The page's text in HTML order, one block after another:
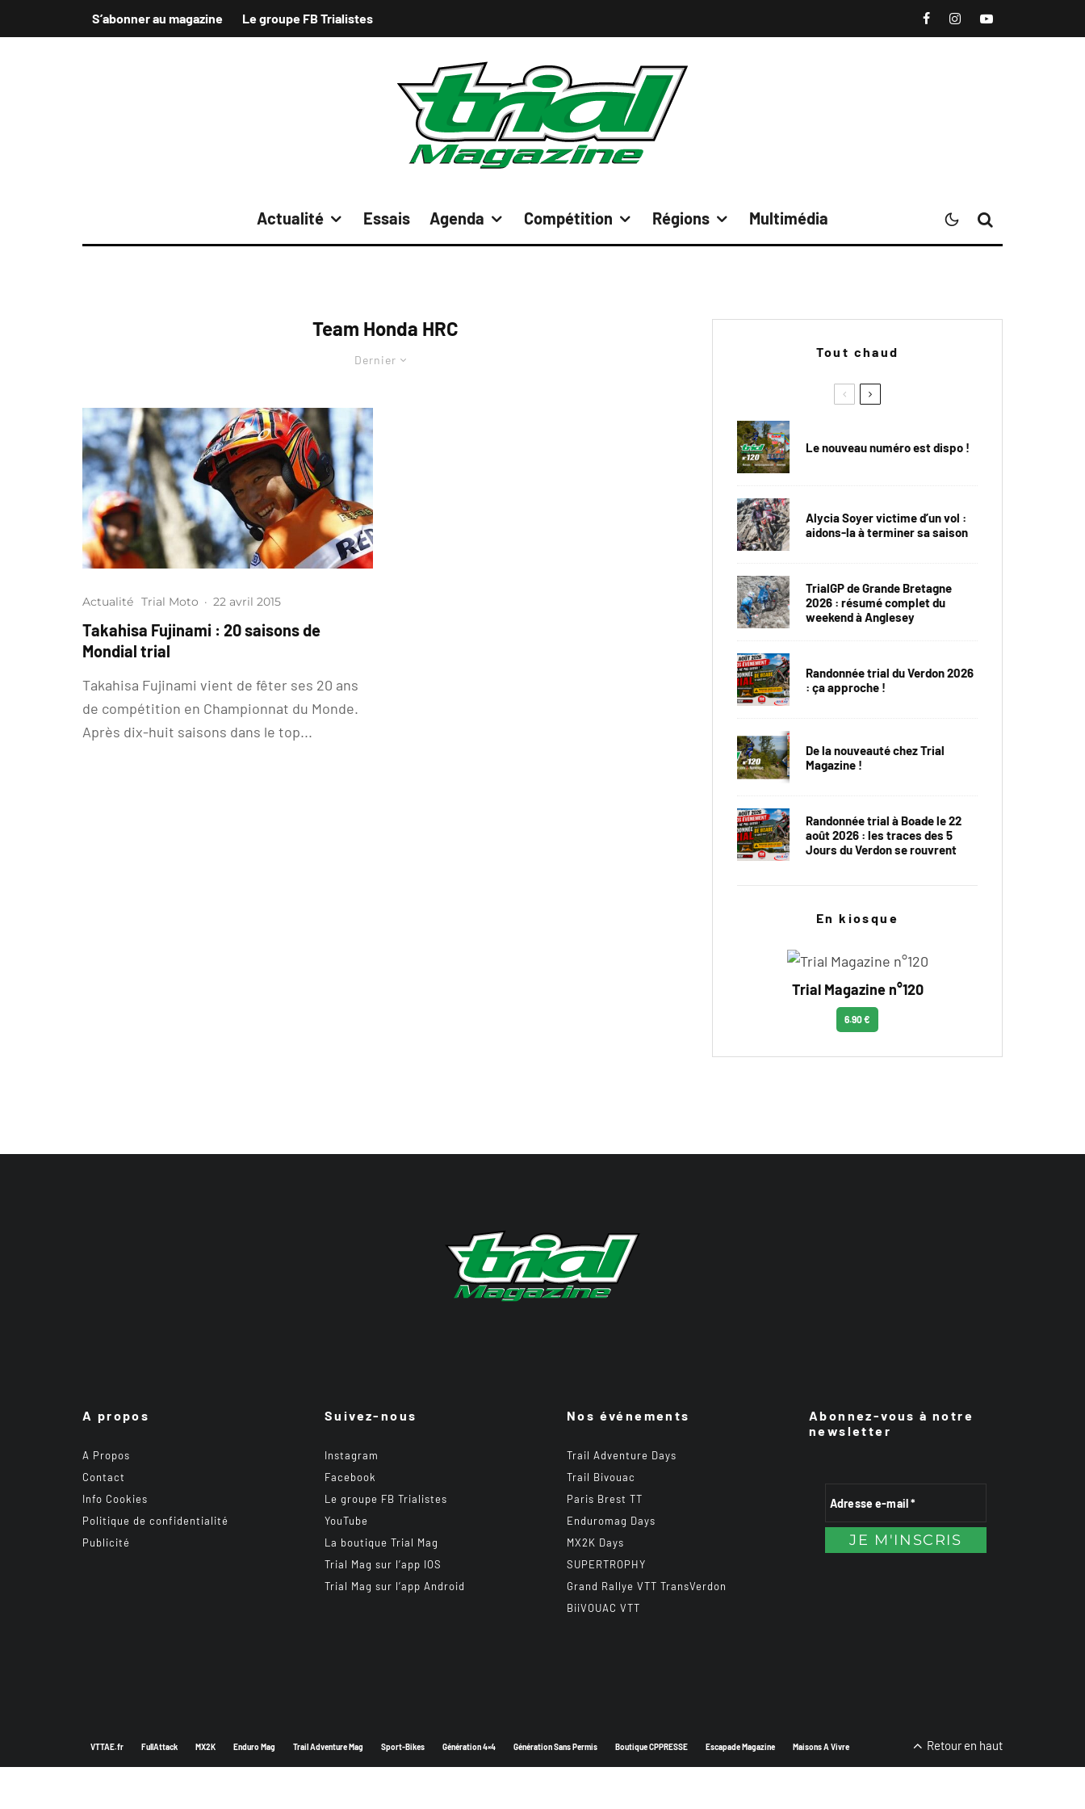
S’abonner au magazine Le groupe FB Trialistes
Actualité Essais Agenda Compétition Régions Multimédia
Team Honda HRC
Dernier
Actualité Trial Moto · 22 avril 2015
Takahisa Fujinami : 20 saisons de
Mondial trial
Takahisa Fujinami vient de fêter ses 20 ans
de compétition en Championnat du Monde.
Après dix-huit saisons dans le top...
Tout chaud
Le nouveau numéro est dispo !
Alycia Soyer victime d’un vol :
aidons-la à terminer sa saison
TrialGP de Grande Bretagne
2026 : résumé complet du
weekend à Anglesey
Randonnée trial du Verdon 2026
: ça approche !
De la nouveauté chez Trial
Magazine !
Randonnée trial à Boade le 22
août 2026 : les traces des 5
Jours du Verdon se rouvrent
En kiosque
Trial Magazine n°120
6.90 €
A propos
A Propos
Contact
Info Cookies
Politique de confidentialité
Publicité
Suivez-nous
Instagram
Facebook
Le groupe FB Trialistes
YouTube
La boutique Trial Mag
Trial Mag sur l’app IOS
Trial Mag sur l’app Android
Nos événements
Trail Adventure Days
Trail Bivouac
Paris Brest TT
Enduromag Days
MX2K Days
SUPERTROPHY
Grand Rallye VTT TransVerdon
BiiVOUAC VTT
Abonnez-vous à notre
newsletter
VTTAE.fr FullAttack MX2K Enduro Mag Trail Adventure Mag Sport-Bikes Génération 4×4 Génération Sans Permis Boutique CPPRESSE Escapade Magazine Maisons A Vivre Retour en haut